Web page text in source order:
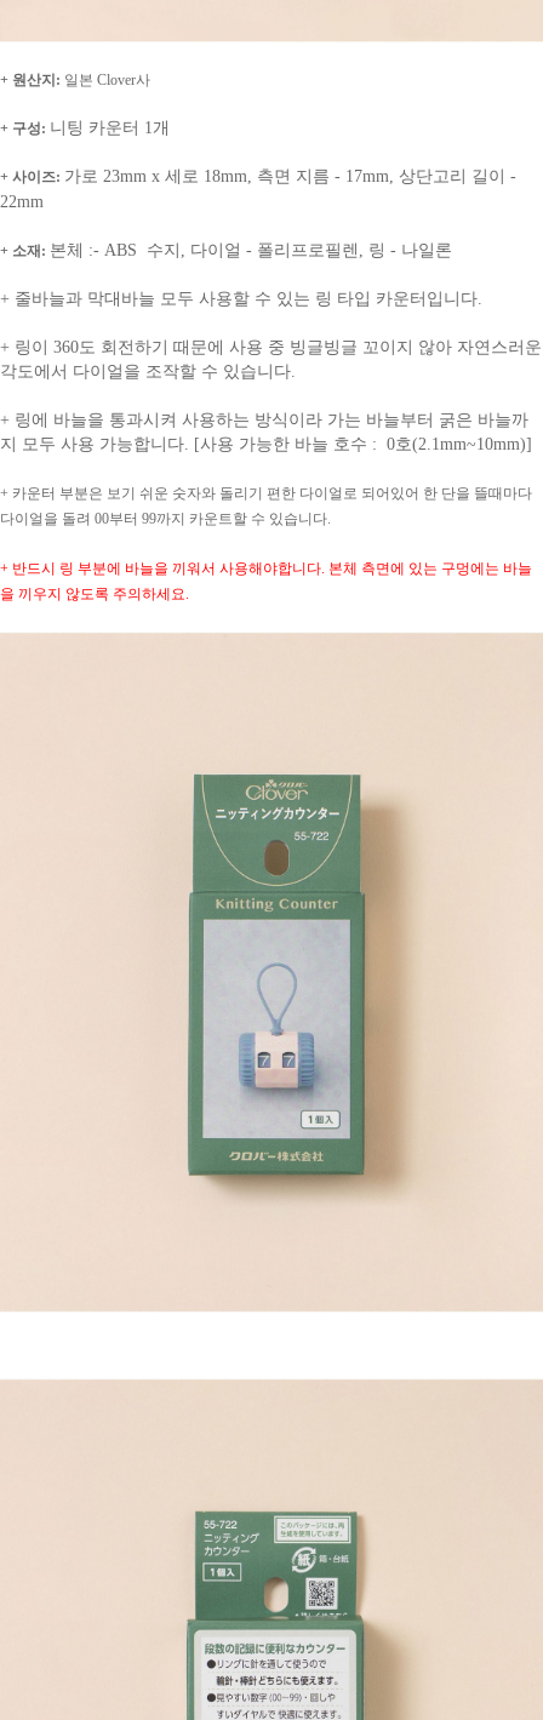
+ 원산지: 일본 Clover사
+ 구성: 니팅 카운터 1개
+ 사이즈: 가로 23mm x 세로 18mm, 측면 지름 - 17mm, 상단고리 길이 -
22mm
+ 소재: 본체 :- ABS 수지, 다이얼 - 폴리프로필렌, 링 - 나일론
+ 줄바늘과 막대바늘 모두 사용할 수 있는 링 타입 카운터입니다.
+ 링이 360도 회전하기 때문에 사용 중 빙글빙글 꼬이지 않아 자연스러운
각도에서 다이얼을 조작할 수 있습니다.
+ 링에 바늘을 통과시켜 사용하는 방식이라 가는 바늘부터 굵은 바늘까
지 모두 사용 가능합니다. [사용 가능한 바늘 호수 : 0호(2.1mm~10mm)]
+ 카운터 부분은 보기 쉬운 숫자와 돌리기 편한 다이얼로 되어있어 한 단을 뜰때마다
다이얼을 돌려 00부터 99까지 카운트할 수 있습니다.
+ 반드시 링 부분에 바늘을 끼워서 사용해야합니다. 본체 측면에 있는 구멍에는 바늘
을 끼우지 않도록 주의하세요.